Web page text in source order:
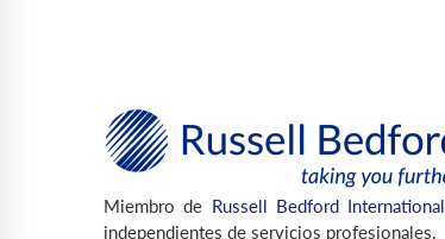
Miembro de Russell Bedford International
independientes de servicios profesionales.